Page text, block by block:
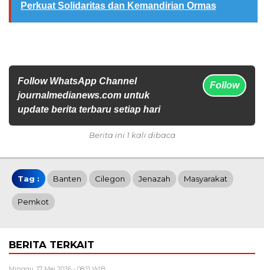
Perkuat Solidaritas dan Kemandirian Ormas
Follow WhatsApp Channel
journalmedianews.com untuk
update berita terbaru setiap hari
Follow
Berita ini 1 kali dibaca
Tag : Banten Cilegon Jenazah Masyarakat
Pemkot
BERITA TERKAIT